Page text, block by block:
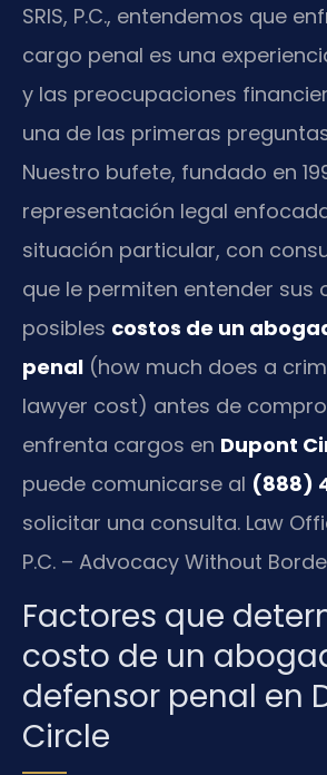
SRIS, P.C., entendemos que
cargo penal es una
y las preocupaciones
una de las primeras
Nuestro bufete, fundado en
representación legal
situación particular, con
que le permiten entender sus
posibles costos de un
penal (how much does a
lawyer cost) antes de
enfrenta cargos en Dupont
puede comunicarse al (888)
solicitar una consulta. Law
P.C. – Advocacy Without
Factores que
costo de un
defensor penal en
Circle